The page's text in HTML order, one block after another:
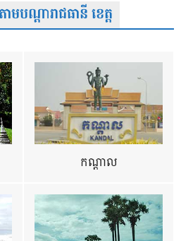
ណ្តារាជធានី ខេត្ត
កណ្តាល